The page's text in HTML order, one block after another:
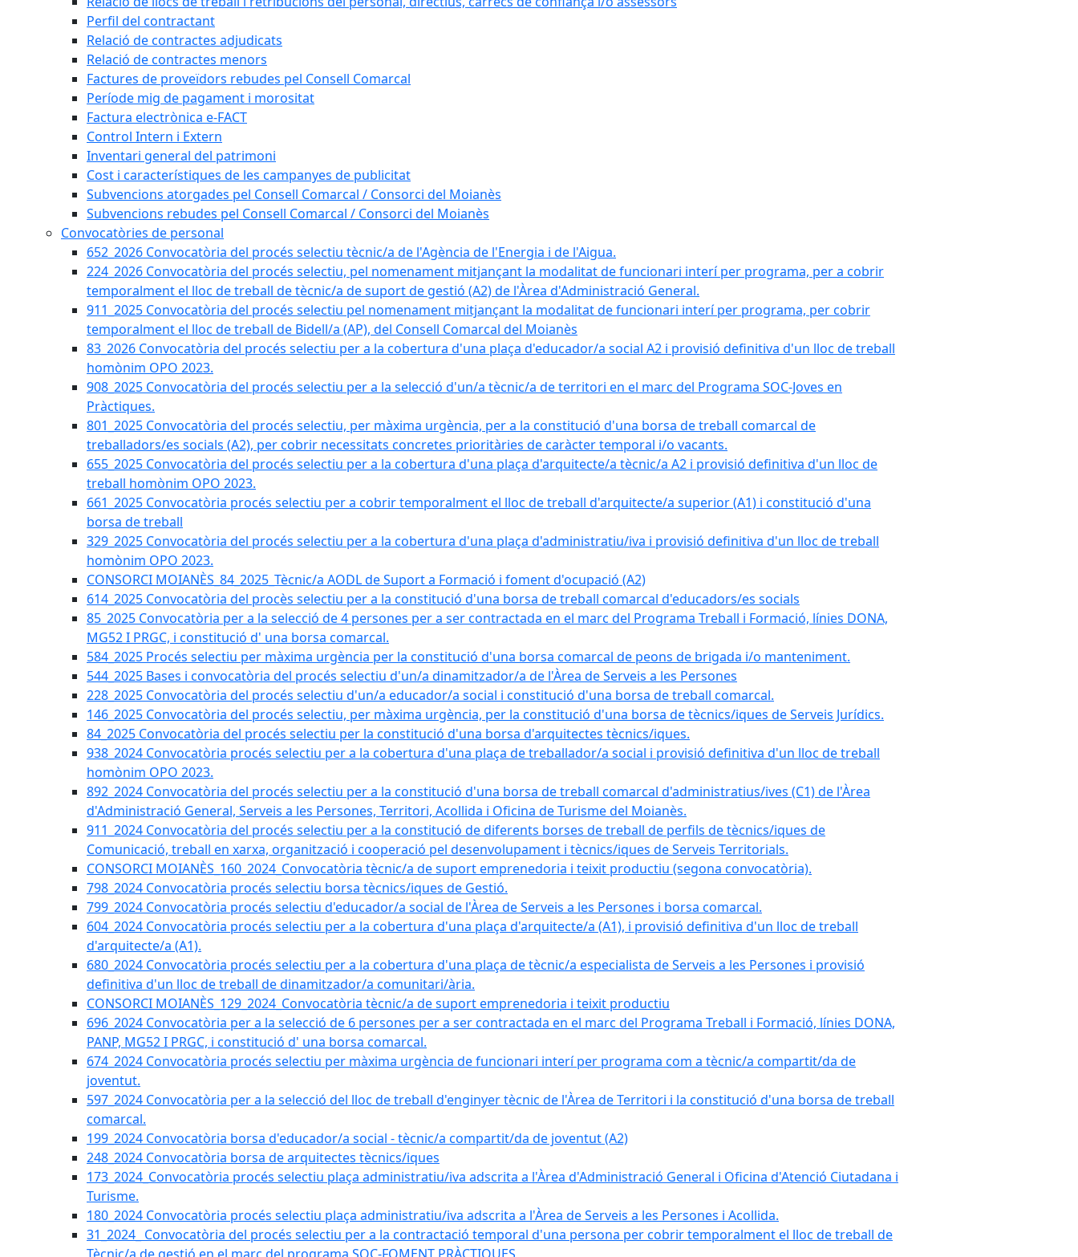
Perfil del contractant
Relació de contractes adjudicats
Relació de contractes menors
Factures de proveïdors rebudes pel Consell Comarcal
Període mig de pagament i morositat
Factura electrònica e-FACT
Control Intern i Extern
Inventari general del patrimoni
Cost i característiques de les campanyes de publicitat
Subvencions atorgades pel Consell Comarcal / Consorci del Moianès
Subvencions rebudes pel Consell Comarcal / Consorci del Moianès
Convocatòries de personal
652_2026 Convocatòria del procés selectiu tècnic/a de l'Agència de l'Energia i de l'Aigua.
224_2026 Convocatòria del procés selectiu, pel nomenament mitjançant la modalitat de funcionari interí per programa, per a cobrir
temporalment el lloc de treball de tècnic/a de suport de gestió (A2) de l'Àrea d'Administració General.
911_2025 Convocatòria del procés selectiu pel nomenament mitjançant la modalitat de funcionari interí per programa, per cobrir
temporalment el lloc de treball de Bidell/a (AP), del Consell Comarcal del Moianès
83_2026 Convocatòria del procés selectiu per a la cobertura d'una plaça d'educador/a social A2 i provisió definitiva d'un lloc de treball
homònim OPO 2023.
908_2025 Convocatòria del procés selectiu per a la selecció d'un/a tècnic/a de territori en el marc del Programa SOC-Joves en
Pràctiques.
801_2025 Convocatòria del procés selectiu, per màxima urgència, per a la constitució d'una borsa de treball comarcal de
treballadors/es socials (A2), per cobrir necessitats concretes prioritàries de caràcter temporal i/o vacants.
655_2025 Convocatòria del procés selectiu per a la cobertura d'una plaça d'arquitecte/a tècnic/a A2 i provisió definitiva d'un lloc de
treball homònim OPO 2023.
661_2025 Convocatòria procés selectiu per a cobrir temporalment el lloc de treball d'arquitecte/a superior (A1) i constitució d'una
borsa de treball
329_2025 Convocatòria del procés selectiu per a la cobertura d'una plaça d'administratiu/iva i provisió definitiva d'un lloc de treball
homònim OPO 2023.
CONSORCI MOIANÈS_84_2025_Tècnic/a AODL de Suport a Formació i foment d'ocupació (A2)
614_2025 Convocatòria del procès selectiu per a la constitució d'una borsa de treball comarcal d'educadors/es socials
85_2025 Convocatòria per a la selecció de 4 persones per a ser contractada en el marc del Programa Treball i Formació, línies DONA,
MG52 I PRGC, i constitució d' una borsa comarcal.
584_2025 Procés selectiu per màxima urgència per la constitució d'una borsa comarcal de peons de brigada i/o manteniment.
544_2025 Bases i convocatòria del procés selectiu d'un/a dinamitzador/a de l'Àrea de Serveis a les Persones
228_2025 Convocatòria del procés selectiu d'un/a educador/a social i constitució d'una borsa de treball comarcal.
146_2025 Convocatòria del procés selectiu, per màxima urgència, per la constitució d'una borsa de tècnics/iques de Serveis Jurídics.
84_2025 Convocatòria del procés selectiu per la constitució d'una borsa d'arquitectes tècnics/iques.
938_2024 Convocatòria procés selectiu per a la cobertura d'una plaça de treballador/a social i provisió definitiva d'un lloc de treball
homònim OPO 2023.
892_2024 Convocatòria del procés selectiu per a la constitució d'una borsa de treball comarcal d'administratius/ives (C1) de l'Àrea
d'Administració General, Serveis a les Persones, Territori, Acollida i Oficina de Turisme del Moianès.
911_2024 Convocatòria del procés selectiu per a la constitució de diferents borses de treball de perfils de tècnics/iques de
Comunicació, treball en xarxa, organització i cooperació pel desenvolupament i tècnics/iques de Serveis Territorials.
CONSORCI MOIANÈS_160_2024_Convocatòria tècnic/a de suport emprenedoria i teixit productiu (segona convocatòria).
798_2024 Convocatòria procés selectiu borsa tècnics/iques de Gestió.
799_2024 Convocatòria procés selectiu d'educador/a social de l'Àrea de Serveis a les Persones i borsa comarcal.
604_2024 Convocatòria procés selectiu per a la cobertura d'una plaça d'arquitecte/a (A1), i provisió definitiva d'un lloc de treball
d'arquitecte/a (A1).
680_2024 Convocatòria procés selectiu per a la cobertura d'una plaça de tècnic/a especialista de Serveis a les Persones i provisió
definitiva d'un lloc de treball de dinamitzador/a comunitari/ària.
CONSORCI MOIANÈS_129_2024_Convocatòria tècnic/a de suport emprenedoria i teixit productiu
696_2024 Convocatòria per a la selecció de 6 persones per a ser contractada en el marc del Programa Treball i Formació, línies DONA,
PANP, MG52 I PRGC, i constitució d' una borsa comarcal.
674_2024 Convocatòria procés selectiu per màxima urgència de funcionari interí per programa com a tècnic/a compartit/da de
joventut.
597_2024 Convocatòria per a la selecció del lloc de treball d'enginyer tècnic de l'Àrea de Territori i la constitució d'una borsa de treball
comarcal.
199_2024 Convocatòria borsa d'educador/a social - tècnic/a compartit/da de joventut (A2)
248_2024 Convocatòria borsa de arquitectes tècnics/iques
173_2024_Convocatòria procés selectiu plaça administratiu/iva adscrita a l'Àrea d'Administració General i Oficina d'Atenció Ciutadana i
Turisme.
180_2024 Convocatòria procés selectiu plaça administratiu/iva adscrita a l'Àrea de Serveis a les Persones i Acollida.
31_2024_ Convocatòria del procés selectiu per a la contractació temporal d'una persona per cobrir temporalment el lloc de treball de